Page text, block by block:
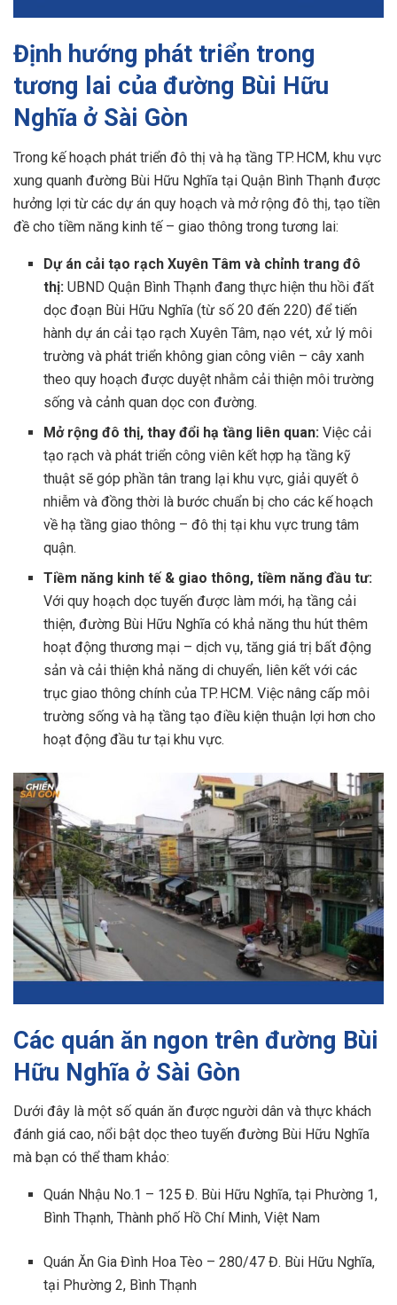
Định hướng phát triển trong
tương lai của đường Bùi Hữu
Nghĩa ở Sài Gòn
Trong kế hoạch phát triển đô thị và hạ tầng TP. HCM, khu vực
xung quanh đường Bùi Hữu Nghĩa tại Quận Bình Thạnh được
hưởng lợi từ các dự án quy hoạch và mở rộng đô thị, tạo tiền
đề cho tiềm năng kinh tế – giao thông trong tương lai:
Dự án cải tạo rạch Xuyên Tâm và chỉnh trang đô
thị:UBND Quận Bình Thạnh đang thực hiện thu hồi đất
dọc đoạn Bùi Hữu Nghĩa (từ số 20 đến 220) để tiến
hành dự án cải tạo rạch Xuyên Tâm, nạo vét, xử lý môi
trường và phát triển không gian công viên – cây xanh
theo quy hoạch được duyệt nhằm cải thiện môi trường
sống và cảnh quan dọc con đường.
Mở rộng đô thị, thay đổi hạ tầng liên quan:Việc cải
tạo rạch và phát triển công viên kết hợp hạ tầng kỹ
thuật sẽ góp phần tân trang lại khu vực, giải quyết ô
nhiễm và đồng thời là bước chuẩn bị cho các kế hoạch
về hạ tầng giao thông – đô thị tại khu vực trung tâm
quận.
Tiềm năng kinh tế & giao thông, tiềm năng đầu tư:
Với quy hoạch dọc tuyến được làm mới, hạ tầng cải
thiện, đường Bùi Hữu Nghĩa có khả năng thu hút thêm
hoạt động thương mại – dịch vụ, tăng giá trị bất động
sản và cải thiện khả năng di chuyển, liên kết với các
trục giao thông chính của TP. HCM. Việc nâng cấp môi
trường sống và hạ tầng tạo điều kiện thuận lợi hơn cho
hoạt động đầu tư tại khu vực.
Các quán ăn ngon trên đường Bùi
Hữu Nghĩa ở Sài Gòn
Dưới đây là một số quán ăn được người dân và thực khách
đánh giá cao, nổi bật dọc theo tuyến đường Bùi Hữu Nghĩa
mà bạn có thể tham khảo:
Quán Nhậu No.1 – 125 Đ. Bùi Hữu Nghĩa, tại Phường 1,
Bình Thạnh, Thành phố Hồ Chí Minh, Việt Nam
Quán Ăn Gia Đình Hoa Tèo – 280/47 Đ. Bùi Hữu Nghĩa,
tại Phường 2, Bình Thạnh